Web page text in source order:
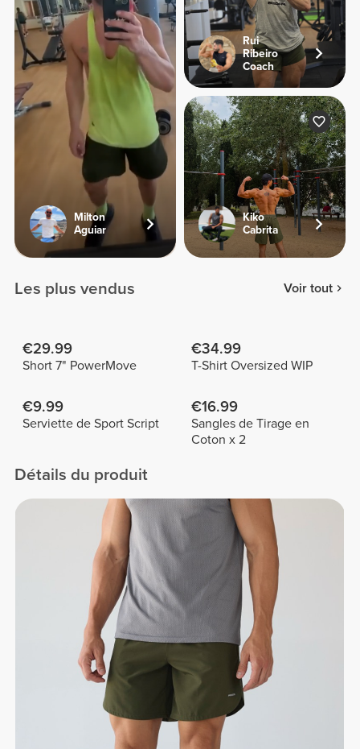
Milton
Aguiar
Rui
Ribeiro
Coach
Kiko
Cabrita
Les plus vendus Voir tout
€29.99
Short 7" PowerMove
€34.99
T-Shirt Oversized WIP
€9.99
Serviette de Sport Script
€16.99
Sangles de Tirage en
Coton x 2
Détails du produit